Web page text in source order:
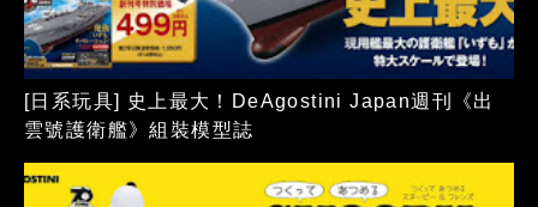
[日系玩具] 史上最大！DeAgostini Japan週刊《出
雲號護衛艦》組裝模型誌